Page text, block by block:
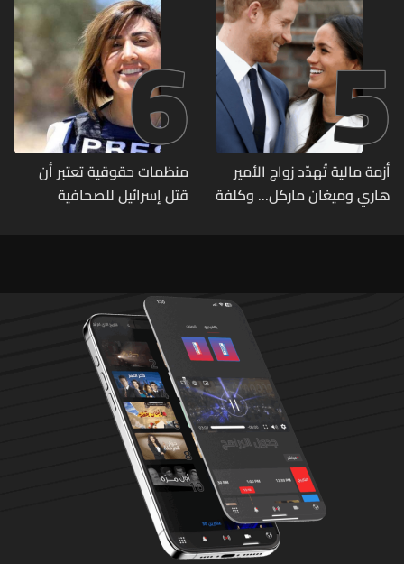
5
أزمة مالية تُهدّد زواج الأمير
هاري وميغان ماركل... وكلفة
6
منظمات حقوقية تعتبر أن
قتل إسرائيل للصحافية